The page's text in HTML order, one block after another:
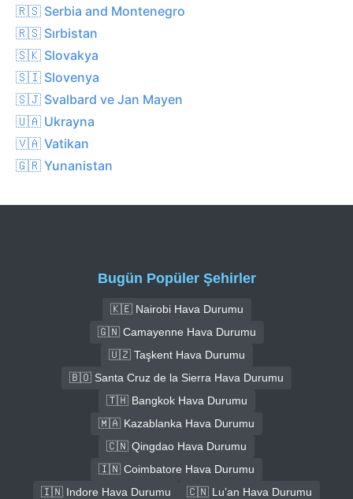
🇷🇸 Serbia and Montenegro
🇷🇸 Sırbistan
🇸🇰 Slovakya
🇸🇮 Slovenya
🇸🇯 Svalbard ve Jan Mayen
🇺🇦 Ukrayna
🇻🇦 Vatikan
🇬🇷 Yunanistan
Bugün Popüler Şehirler
🇰🇪 Nairobi Hava Durumu
🇬🇳 Camayenne Hava Durumu
🇺🇿 Taşkent Hava Durumu
🇧🇴 Santa Cruz de la Sierra Hava Durumu
🇹🇭 Bangkok Hava Durumu
🇲🇦 Kazablanka Hava Durumu
🇨🇳 Qingdao Hava Durumu
🇮🇳 Coimbatore Hava Durumu
🇮🇳 Indore Hava Durumu
🇨🇳 Lu’an Hava Durumu